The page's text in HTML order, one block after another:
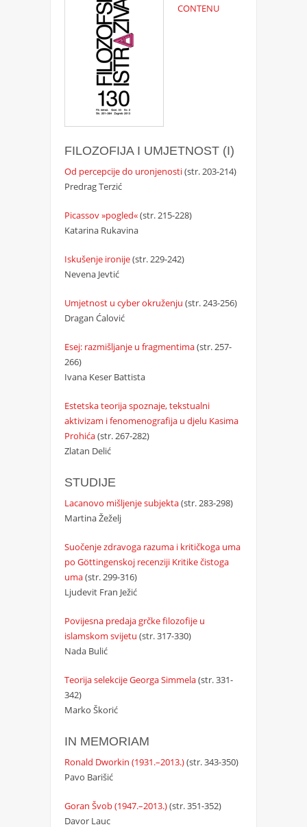
CONTENU
FILOZOFIJA I UMJETNOST (I)
Od percepcije do uronjenosti(str. 203-214)
Predrag Terzić
Picassov »pogled«(str. 215-228)
Katarina Rukavina
Iskušenje ironije(str. 229-242)
Nevena Jevtić
Umjetnost u cyber okruženju (str. 243-256)
Dragan Ćalović
Esej: razmišljanje u fragmentima(str. 257-
266)
Ivana Keser Battista
Estetska teorija spoznaje, tekstualni
aktivizam i fenomenografija u djelu Kasima
Prohića(str. 267-282)
Zlatan Delić
STUDIJE
Lacanovo mišljenje subjekta(str. 283-298)
Martina Žeželj
Suočenje zdravoga razuma i kritičkoga uma
po Göttingenskoj recenziji Kritike čistoga
uma(str. 299-316)
Ljudevit Fran Ježić
Povijesna predaja grčke filozofije u
islamskom svijetu (str. 317-330)
Nada Bulić
Teorija selekcije Georga Simmela(str. 331-
342)
Marko Škorić
IN MEMORIAM
Ronald Dworkin (1931.–2013.)(str. 343-350)
Pavo Barišić
Goran Švob (1947.–2013.)(str. 351-352)
Davor Lauc